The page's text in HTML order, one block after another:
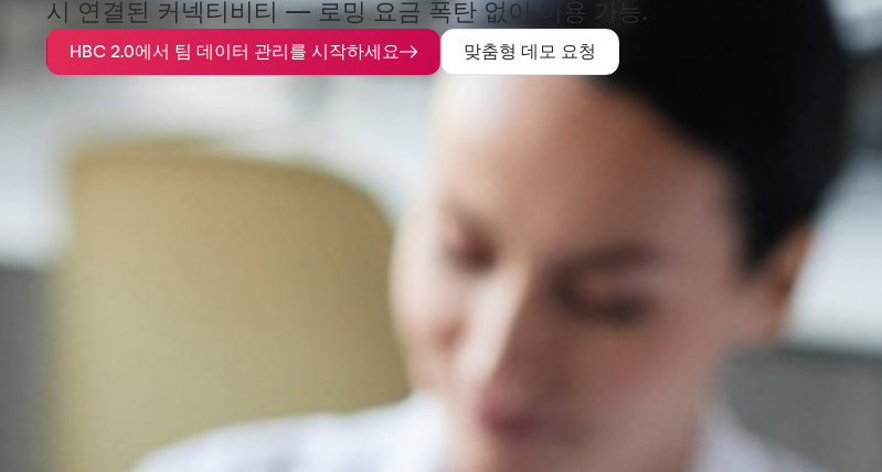
시 연결된 커넥티비티 — 로밍 요금 폭탄 없이 이용 가능.
HBC 2.0에서 팀 데이터 관리를 시작하세요 맞춤형 데모 요청